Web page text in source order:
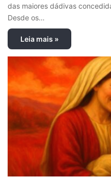
das maiores dádivas
Desde os…
Leia mais »